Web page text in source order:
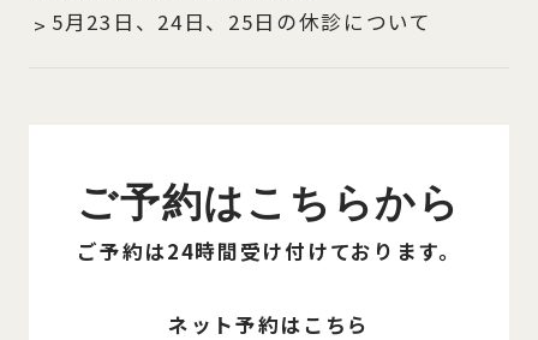
5月23日、24日、25日の休診について
ご予約はこちらから
ご予約は24時間受け付けております。
ネット予約はこちら